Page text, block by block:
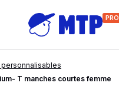
PRO
T manches courtes femme